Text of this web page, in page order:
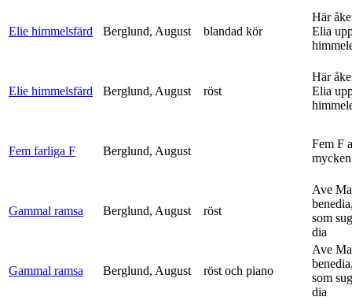
Elie himmelsfärd Berglund, August blandad kör
Här
Elia
Elie himmelsfärd Berglund, August röst
Här
Elia
Fem farliga F Berglund, August
Fem F
Gammal ramsa Berglund, August röst
Ave
som
dia
Gammal ramsa Berglund, August röst och piano
Ave
som
dia